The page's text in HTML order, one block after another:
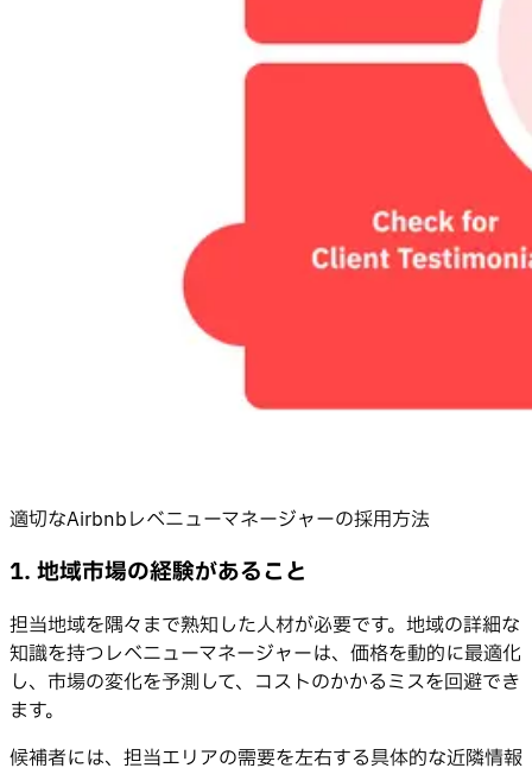
適切なAirbnbレベニューマネージャーの採用方法
1. 地域市場の経験があること
担当地域を隅々まで熟知した人材が必要です。地域の詳細な
知識を持つレベニューマネージャーは、価格を動的に最適化
し、市場の変化を予測して、コストのかかるミスを回避でき
ます。
候補者には、担当エリアの需要を左右する具体的な近隣情報